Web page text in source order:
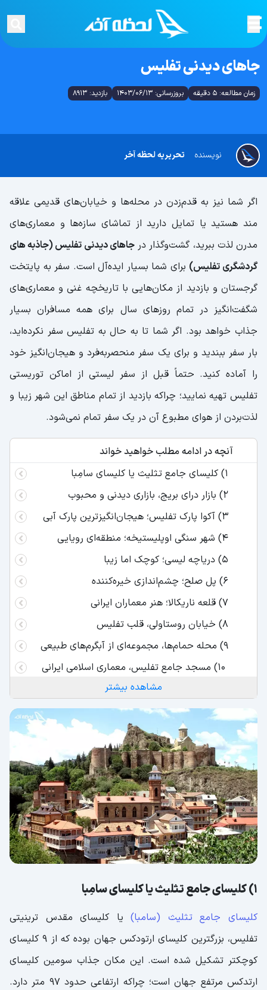
جاهای دیدنی تفلیس
زمان مطالعه: 5 دقیقه بروزرسانی: 1403/06/13 بازدید: 8913
تحریریه لحظه آخر نویسنده
اگر شما نیز به قدم‌زدن در محله‌ها و خیابان‌های قدیمی علاقه
مند هستید یا تمایل دارید از تماشای سازه‌ها و معماری‌های
مدرن لذت ببرید، گشت‌وگذار درجاهای دیدنی تفلیس (جاذبه های
گردشگری تفلیس) برای شما بسیار ایده‌آل است. سفر به پایتخت
گرجستان و بازدید از مکان‌هایی با تاریخچه غنی و معماری‌های
شگفت‌انگیز در تمام روزهای سال برای همه مسافران بسیار
جذاب خواهد بود. اگر شما تا به حال به تفلیس سفر نکرده‌اید،
بار سفر ببندید و برای یک سفر منحصربه‌فرد و هیجان‌انگیز خود
را آماده کنید. حتماً قبل از سفر لیستی از اماکن توریستی
تفلیس تهیه نمایید؛ چراکه بازدید از تمام مناطق این شهر زیبا و
لذت‌بردن از هوای مطبوع آن در یک سفر تمام نمی‌شود.
آنچه در ادامه مطلب خواهید خواند
1) کلیسای جامع تثلیث یا کلیسای سامِبا
2) بازار درای بریج، بازاری دیدنی و محبوب
3) آکوا پارک تفلیس؛ هیجان‌انگیزترین پارک آبی
4) شهر سنگی اوپلیستیخه؛ منطقه‌ای رویایی
5) دریاچه لیسی؛ کوچک اما زیبا
6) پل صلح؛ چشم‌اندازی خیره‌کننده
7) قلعه ناریکالا؛ هنر معماران ایرانی
8) خیابان روستاولی، قلب تفلیس
9) محله حمام‌ها، مجموعه‌ای از آبگرم‌های طبیعی
12)موزه ملی گرجستان، مجموعه‌ای زیبا از موزه‌های
متنوع
13) خانه اپرای پالیاشویلی، ساختمانی رویایی
14) قطار کابلی تفلیس؛ در میان کوه های کوتاه و
بلند
15) کلیسای متخی؛ معروف ترین کلیسای قدیمی
تفلیس
16) خانه های مسکونی قدیمی؛ راهروهای درهم
تنیده
17) پارک رایک؛ دوست بزرگ و کوچک
19) چاپخانه زیرزمینی استالین؛ راه فرار از مرگ
20) دریاچه لاک پشت تفلیس؛ آب بازی لاک پشت
مشاهده بیشتر
1) کلیسای جامع تثلیث یا کلیسای سامِبا
کلیسای جامع تثلیث (سامبا)یا کلیسای مقدس ترینیتی
تفلیس، بزرگترین کلیسای ارتودکس جهان بوده که از 9 کلیسای
کوچکتر تشکیل شده است. این مکان جذاب سومین کلیسای
ارتدکس مرتفع جهان است؛ چراکه ارتفاعی حدود 97 متر دارد.